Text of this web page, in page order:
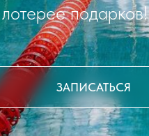
ЗАПИСАТЬСЯ
подарков!